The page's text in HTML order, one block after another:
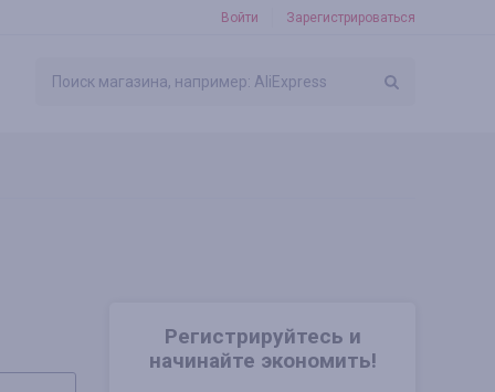
Войти Зарегистрироваться
Регистрируйтесь и
начинайте экономить!